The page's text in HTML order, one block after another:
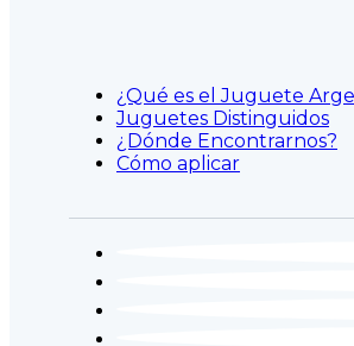
¿Qué es el Juguete
Juguetes Distinguidos
¿Dónde Encontrarnos?
Cómo aplicar